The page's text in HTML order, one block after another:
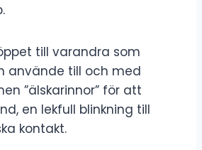
till varandra som
använde till och med
”älskarinnor” för att
en lekfull blinkning till
kontakt.